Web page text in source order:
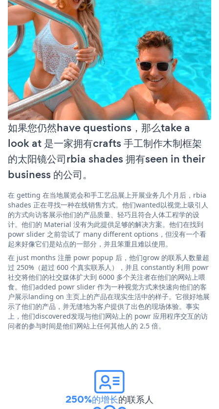
如果您仍然have questions，那么take a
look at 是一家拥有crafts 手工制作木制框架
的太阳镜公司rbia shades 拥有seen in their
business 的公司。
在 getting 在当地展览会和手工艺品展上开展业务几个月后，rbia
shades 正在寻找一种在线销售方式。他们wanted以视觉上吸引人
的方式向访客展示他们的产品质量、轻巧且符合人体工程学的设
计。他们的 Material 没有为此提供足够的解决方案。他们在找到
powr slider 之前尝试了 many different options，但没有一个看
起来好像它们是站点的一部分，并且笨重且难以使用。
在 just months 注册 powr popup 后，他们grow 的联系人数量超
过 250%（超过 600 个真实联系人），并且 constantly 利用 powr
社交将他们的社交媒体扩大到 6000 多个关注者在他们的网站上喂
食。他们added powr slider 作为一种视觉方式来快速向他们的客
户展示landing on 主页上的产品在现实生活中的样子。它很好地展
示了他们的产品，并无缝地为客户提供了出色的现场体验。事实
上，他们discovered发现与他们网站上的 powr 应用程序交互的访
问者的参与时间是他们网站上任何其他人的 2.5 倍。
250%的增长的联系人